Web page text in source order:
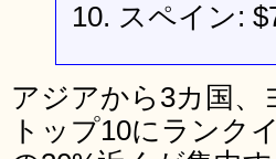
10. スペイン:
アジアから3カ国、
トップ10にランク